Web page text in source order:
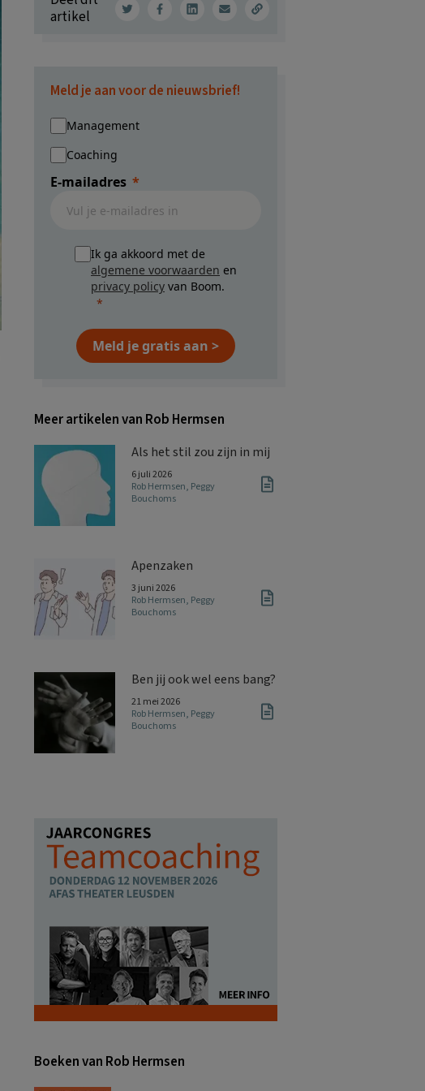
artikel
Meld je aan voor de nieuwsbrief!
Management
Coaching
E-mailadres
Ik ga akkoord met de
algemene voorwaarden en
privacy policy van Boom.
Meld je gratis aan >
Meer artikelen van Rob Hermsen
Als het stil zou zijn in mij
6 juli 2026
Rob Hermsen, Peggy
Bouchoms
Apenzaken
3 juni 2026
Rob Hermsen, Peggy
Bouchoms
Ben jij ook wel eens bang?
21 mei 2026
Rob Hermsen, Peggy
Bouchoms
Boeken van Rob Hermsen